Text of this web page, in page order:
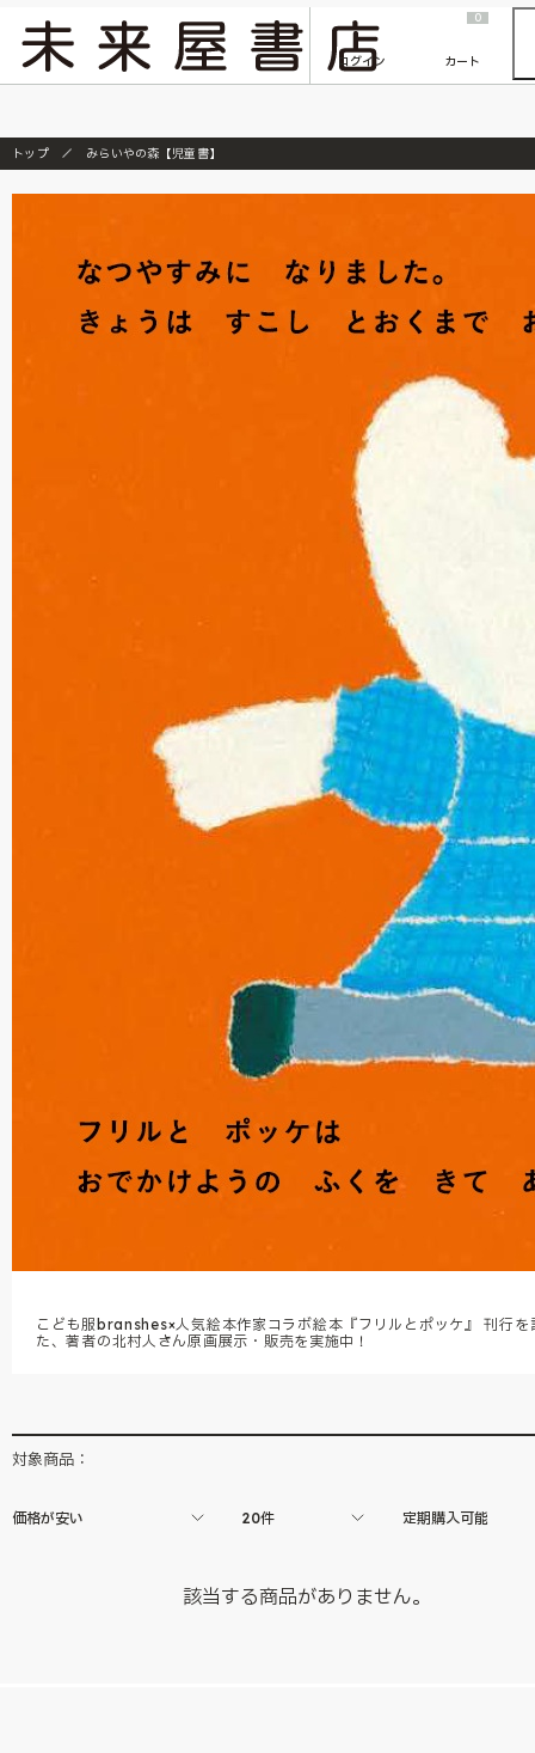
『ONE PIECE magazine 021 ONE PIECEカード付き同梱版』発売延期のご案内
ログイン
0
カート
トップ みらいやの森【児童書】
こども服branshes×人気絵本作家コラボ絵本『フリルとポッケ』 刊行を
た、著者の北村人さん原画展示・販売を実施中！
対象商品：
価格が安い 20件 定期購入可能
該当する商品がありません。